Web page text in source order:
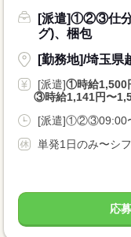
[派遣]①②③仕分
グ)、梱包
[勤務地]/埼玉県
[派遣]①時給1,500
③時給1,141円〜
[派遣]①②③09:00
応